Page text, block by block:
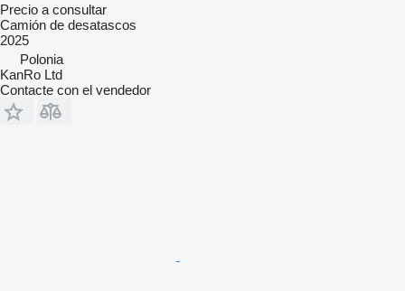
Precio a consultar
Camión de desatascos
2025
Polonia
KanRo Ltd
Contacte con el vendedor